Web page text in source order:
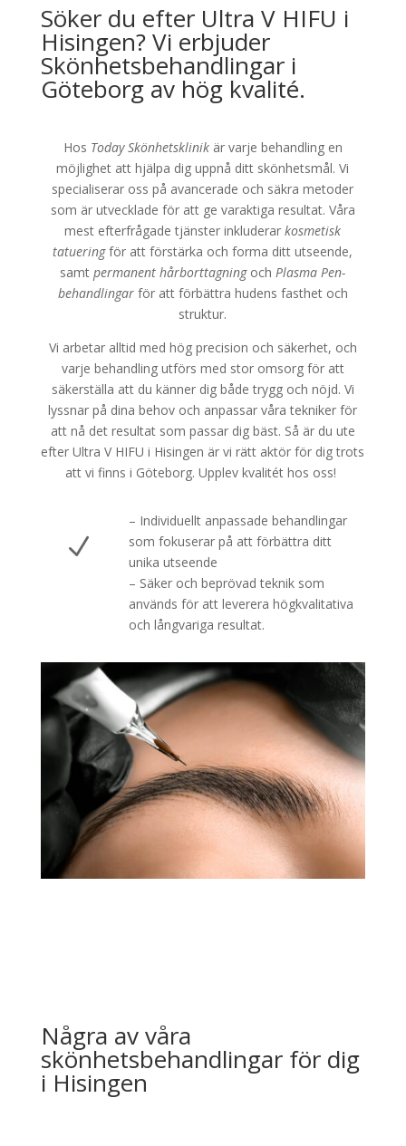
Söker du efter Ultra V HIFU i
Hisingen? Vi erbjuder
Skönhetsbehandlingar i
Göteborg av hög kvalité.
Hos Today Skönhetsklinikär varje behandling en
möjlighet att hjälpa dig uppnå ditt skönhetsmål. Vi
specialiserar oss på avancerade och säkra metoder
som är utvecklade för att ge varaktiga resultat. Våra
mest efterfrågade tjänster inkluderarkosmetisk
tatueringför att förstärka och forma ditt utseende,
samtpermanent hårborttagningoch Plasma Pen-
behandlingarför att förbättra hudens fasthet och
struktur.
Vi arbetar alltid med hög precision och säkerhet, och
varje behandling utförs med stor omsorg för att
säkerställa att du känner dig både trygg och nöjd. Vi
lyssnar på dina behov och anpassar våra tekniker för
att nå det resultat som passar dig bäst. Så är du ute
efter Ultra V HIFU i Hisingen är vi rätt aktör för dig trots
att vi finns i Göteborg. Upplev kvalitét hos oss!
N
– Individuellt anpassade behandlingar
som fokuserar på att förbättra ditt
unika utseende
– Säker och beprövad teknik som
används för att leverera högkvalitativa
och långvariga resultat.
Några av våra
skönhetsbehandlingar för dig
i Hisingen